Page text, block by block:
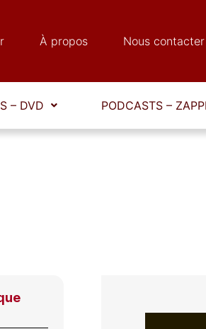
À propos Nous contacter
– DVD PODCASTS –